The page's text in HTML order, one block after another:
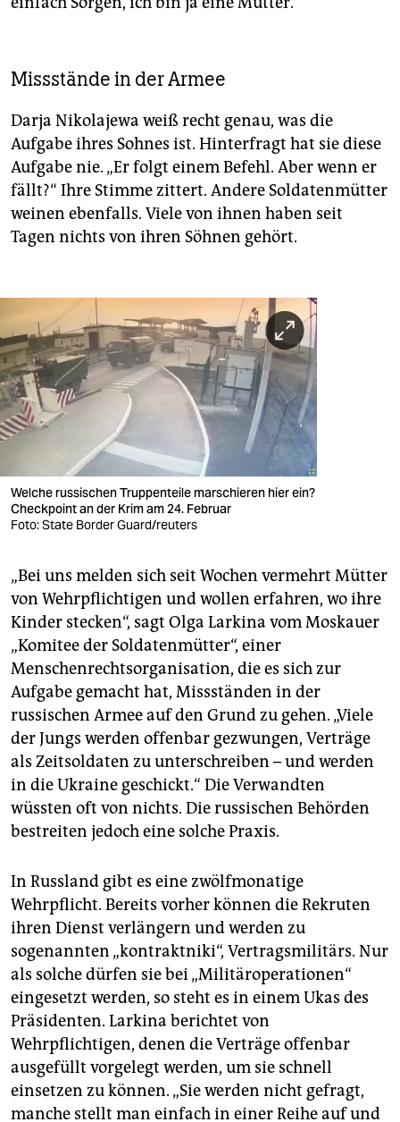
Missstände in der Armee
Darja Nikolajewa weiß recht genau, was die
Aufgabe ihres Sohnes ist. Hinterfragt hat sie diese
Aufgabe nie. „Er folgt einem Befehl. Aber wenn er
fällt?“ Ihre Stimme zittert. Andere Soldatenmütter
weinen ebenfalls. Viele von ihnen haben seit
Tagen nichts von ihren Söhnen gehört.
Welche russischen Truppenteile marschieren hier ein?
Checkpoint an der Krim am 24. Februar
Foto: State Border Guard/reuters
„Bei uns melden sich seit Wochen vermehrt Mütter
von Wehrpflichtigen und wollen erfahren, wo ihre
Kinder stecken“, sagt Olga Larkina vom Moskauer
„Komitee der Soldatenmütter“, einer
Menschenrechtsorganisation, die es sich zur
Aufgabe gemacht hat, Missständen in der
russischen Armee auf den Grund zu gehen. „Viele
der Jungs werden offenbar gezwungen, Verträge
als Zeitsoldaten zu unterschreiben – und werden
in die Ukraine geschickt.“ Die Verwandten
wüssten oft von nichts. Die russischen Behörden
bestreiten jedoch eine solche Praxis.
In Russland gibt es eine zwölfmonatige
Wehrpflicht. Bereits vorher können die Rekruten
ihren Dienst verlängern und werden zu
sogenannten „kontraktniki“, Vertragsmilitärs. Nur
als solche dürfen sie bei „Militäroperationen“
eingesetzt werden, so steht es in einem Ukas des
Präsidenten. Larkina berichtet von
Wehrpflichtigen, denen die Verträge offenbar
ausgefüllt vorgelegt werden, um sie schnell
einsetzen zu können. „Sie werden nicht gefragt,
manche stellt man einfach in einer Reihe auf und